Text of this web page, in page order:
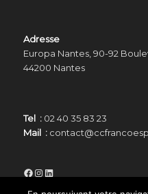
Adresse
Europa Nantes, 90-92
44200 Nantes
Tel : 02 40 35 83 23
Mail :
Facebook
Instagram
LinkedIn